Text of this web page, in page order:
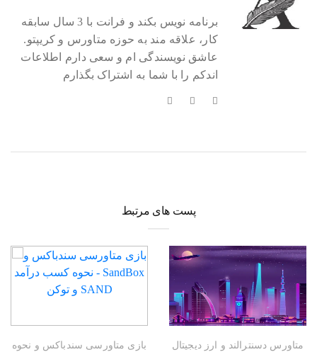
برنامه نویس بکند و فرانت با 3 سال سابقه
کار، علاقه مند به حوزه متاورس و کریپتو.
عاشق نویسندگی ام و سعی دارم اطلاعات
اندکم را با شما به اشتراک بگذارم
پست های مرتبط
بازی متاورسی سندباکس و نحوه
متاورس دسنترالند و ارز دیجیتال